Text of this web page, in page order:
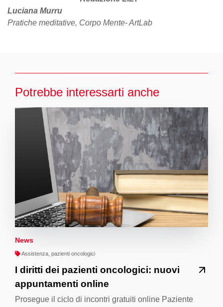
Luciana Murru
Pratiche meditative, Corpo Mente- ArtLab
Potrebbe interessarti anche
News
Assistenza, pazienti oncologici
I diritti dei pazienti oncologici: nuovi
appuntamenti online
Prosegue il ciclo di incontri gratuiti online Paziente